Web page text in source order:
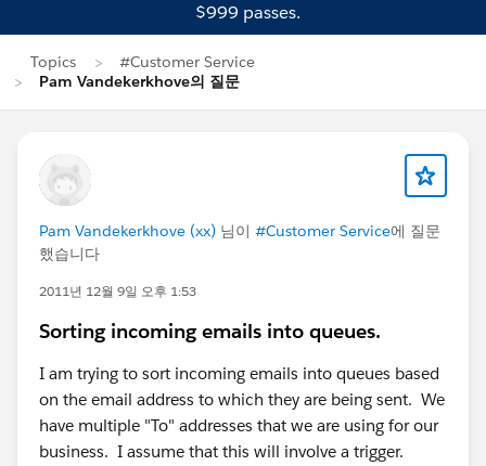
$999 passes.
Topics
#Customer Service
Pam Vandekerkhove의 질문
Pam Vandekerkhove (xx) 님이 #Customer Service에 질문
했습니다
2011년 12월 9일 오후 1:53
Sorting incoming emails into queues.
I am trying to sort incoming emails into queues based
on the email address to which they are being sent. We
have multiple "To" addresses that we are using for our
business. I assume that this will involve a trigger.